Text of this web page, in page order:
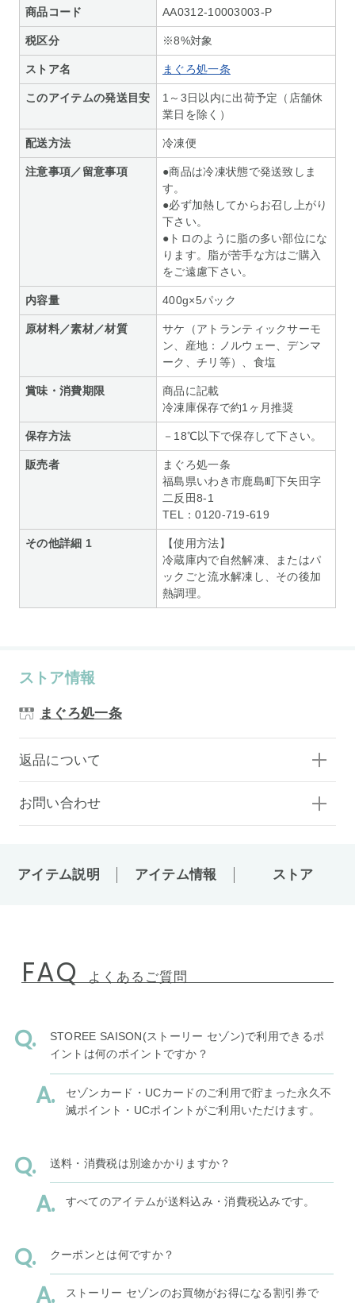
商品コード AA0312-10003003-P
税区分 ※8%対象
ストア名 まぐろ処一条
このアイテムの発送目安
1～3日以内に出荷予定（店舗休
業日を除く）
配送方法 冷凍便
注意事項／留意事項
●商品は冷凍状態で発送致しま
す。
●必ず加熱してからお召し上がり
下さい。
●トロのように脂の多い部位にな
ります。脂が苦手な方はご購入
をご遠慮下さい。
内容量 400g×5パック
原材料／素材／材質
サケ（アトランティックサーモ
ン、産地：ノルウェー、デンマ
ーク、チリ等）、食塩
賞味・消費期限
商品に記載
冷凍庫保存で約1ヶ月推奨
保存方法 －18℃以下で保存して下さい。
販売者
まぐろ処一条
福島県いわき市鹿島町下矢田字
二反田8-1
TEL：0120-719-619
その他詳細 1
【使用方法】
冷蔵庫内で自然解凍、またはパ
ックごと流水解凍し、その後加
熱調理。
ストア情報
まぐろ処一条
返品について
お問い合わせ
アイテム説明 アイテム情報 ストア
FAQ よくあるご質問
STOREE SAISON(ストーリー セゾン)で利用できるポ
イントは何のポイントですか？
セゾンカード・UCカードのご利用で貯まった永久不
滅ポイント・UCポイントがご利用いただけます。
送料・消費税は別途かかりますか？
すべてのアイテムが送料込み・消費税込みです。
クーポンとは何ですか？
ストーリー セゾンのお買物がお得になる割引券で